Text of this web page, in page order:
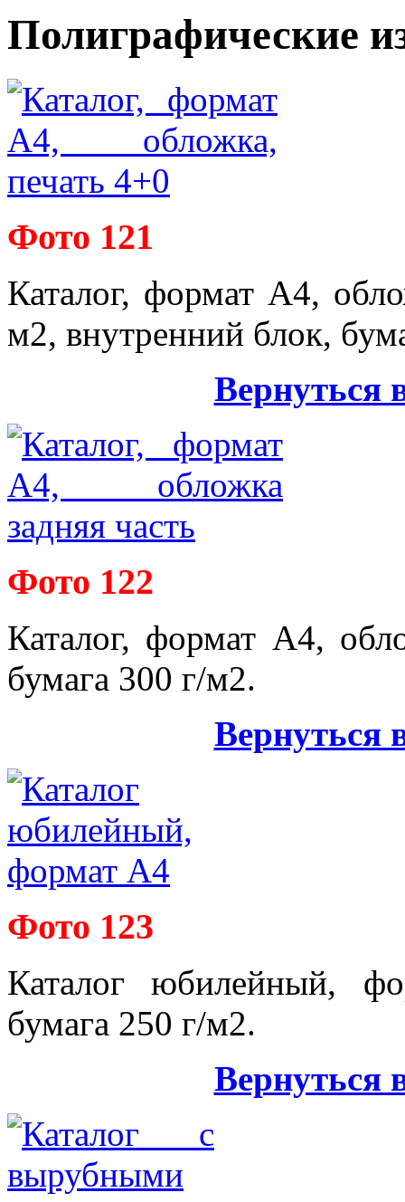
Полиграфические
Фото 121
Каталог, формат А4,
м2, внутренний блок,
Вернуться
Фото 122
Каталог, формат А4,
бумага 300 г/м2.
Вернуться
Фото 123
Каталог юбилейный,
бумага 250 г/м2.
Вернуться